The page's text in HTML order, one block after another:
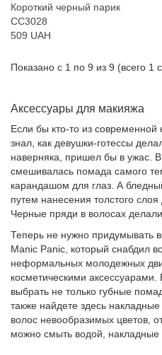
Короткий черный парик
CC3028
509 UAH
Показано с 1 по 9 из 9 (всего 1
Аксессуары для макияжа
Если бы кто-то из
знал, как девушки-готессы
наверняка, пришел бы в ужас.
смешивалась помада самого
карандашом для глаз. А
путем нанесения толстого слоя
Черные пряди в волосах
Теперь не нужно придумывать
Manic Panic, который снабдил
неформальных молодежных
косметическими
выбрать не только губные
также найдете здесь
волос невообразимых цветов,
можно смыть водой, накладные